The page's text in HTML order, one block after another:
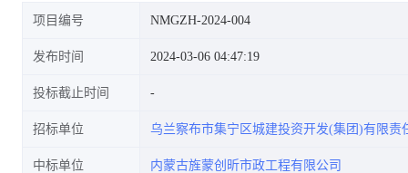
项目编号 NMGZH-2024-004
发布时间 2024-03-06 04:47:19
投标截止时间
招标单位 乌兰察布市集宁区城建投资开发(集团)有限责
中标单位 内蒙古旌蒙创昕市政工程有限公司